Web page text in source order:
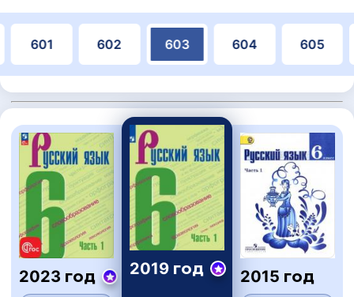
601 602 603 604 605
2023 год 2019 год 2015 год